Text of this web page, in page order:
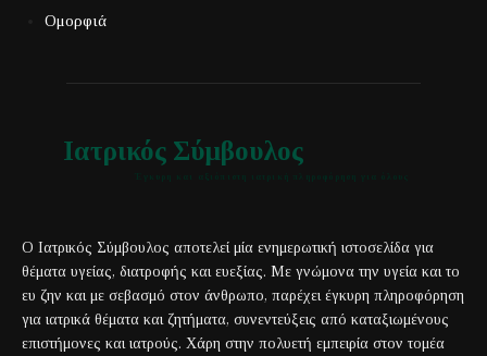
Ομορφιά
Ιατρικός Σύμβουλος
Ο Ιατρικός Σύμβουλος αποτελεί μία ενημερωτική ιστοσελίδα για
θέματα υγείας, διατροφής και ευεξίας. Με γνώμονα την υγεία και το
ευ ζην και με σεβασμό στον άνθρωπο, παρέχει έγκυρη πληροφόρηση
για ιατρικά θέματα και ζητήματα, συνεντεύξεις από καταξιωμένους
επιστήμονες και ιατρούς. Χάρη στην πολυετή εμπειρία στον τομέα